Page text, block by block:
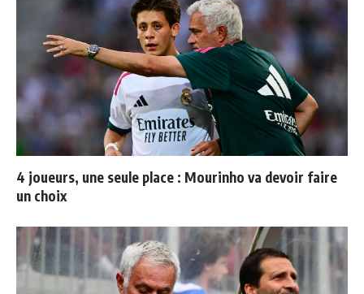
4 joueurs, une seule place : Mourinho va devoir faire
un choix